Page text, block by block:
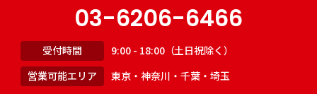
03-6206-6466
受付時間
9:00 - 18:00（土日祝除く）
営業可能エリア
東京・神奈川・千葉・埼玉